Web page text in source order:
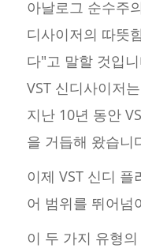
아날로그 순수주
디사이저의 따뜻
다"고 말할 것입
VST 신디사이저
지난 10년 동안
을 거듭해 왔습니
이제 VST 신디
어 범위를 뛰어넘
이 두 가지 유형